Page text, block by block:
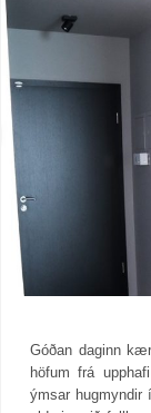
Góðan daginn
höfum frá
ýmsar